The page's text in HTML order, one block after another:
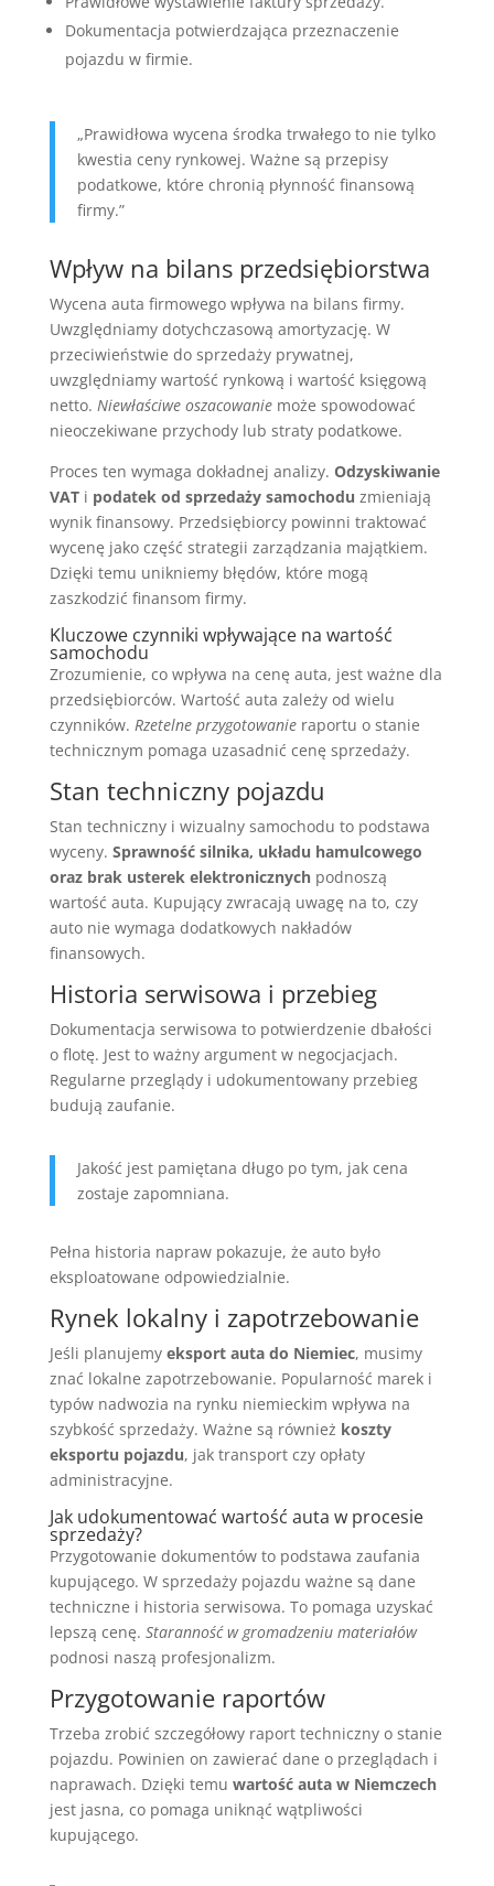
Dokumentacja potwierdzająca przeznaczenie
pojazdu w firmie.
„Prawidłowa wycena środka trwałego to nie tylko
kwestia ceny rynkowej. Ważne są przepisy
podatkowe, które chronią płynność finansową
firmy.”
Wpływ na bilans przedsiębiorstwa
Wycena auta firmowego wpływa na bilans firmy.
Uwzględniamy dotychczasową amortyzację. W
przeciwieństwie do sprzedaży prywatnej,
uwzględniamy wartość rynkową i wartość księgową
netto. Niewłaściwe oszacowaniemoże spowodować
nieoczekiwane przychody lub straty podatkowe.
Proces ten wymaga dokładnej analizy. Odzyskiwanie
VATi podatek od sprzedaży samochodu zmieniają
wynik finansowy. Przedsiębiorcy powinni traktować
wycenę jako część strategii zarządzania majątkiem.
Dzięki temu unikniemy błędów, które mogą
zaszkodzić finansom firmy.
Kluczowe czynniki wpływające na wartość
samochodu
Zrozumienie, co wpływa na cenę auta, jest ważne dla
przedsiębiorców. Wartość auta zależy od wielu
czynników. Rzetelne przygotowanieraportu o stanie
technicznym pomaga uzasadnić cenę sprzedaży.
Stan techniczny pojazdu
Stan techniczny i wizualny samochodu to podstawa
wyceny. Sprawność silnika, układu hamulcowego
oraz brak usterek elektronicznychpodnoszą
wartość auta. Kupujący zwracają uwagę na to, czy
auto nie wymaga dodatkowych nakładów
finansowych.
Historia serwisowa i przebieg
Dokumentacja serwisowa to potwierdzenie dbałości
o flotę. Jest to ważny argument w negocjacjach.
Regularne przeglądy i udokumentowany przebieg
budują zaufanie.
Jakość jest pamiętana długo po tym, jak cena
zostaje zapomniana.
Pełna historia napraw pokazuje, że auto było
eksploatowane odpowiedzialnie.
Rynek lokalny i zapotrzebowanie
Jeśli planujemy eksport auta do Niemiec, musimy
znać lokalne zapotrzebowanie. Popularność marek i
typów nadwozia na rynku niemieckim wpływa na
szybkość sprzedaży. Ważne są również koszty
eksportu pojazdu, jak transport czy opłaty
administracyjne.
Jak udokumentować wartość auta w procesie
sprzedaży?
Przygotowanie dokumentów to podstawa zaufania
kupującego. W sprzedaży pojazdu ważne są dane
techniczne i historia serwisowa. To pomaga uzyskać
lepszą cenę. Staranność w gromadzeniu materiałów
podnosi naszą profesjonalizm.
Przygotowanie raportów
Trzeba zrobić szczegółowy raport techniczny o stanie
pojazdu. Powinien on zawierać dane o przeglądach i
naprawach. Dzięki temu wartość auta w Niemczech
jest jasna, co pomaga uniknąć wątpliwości
kupującego.